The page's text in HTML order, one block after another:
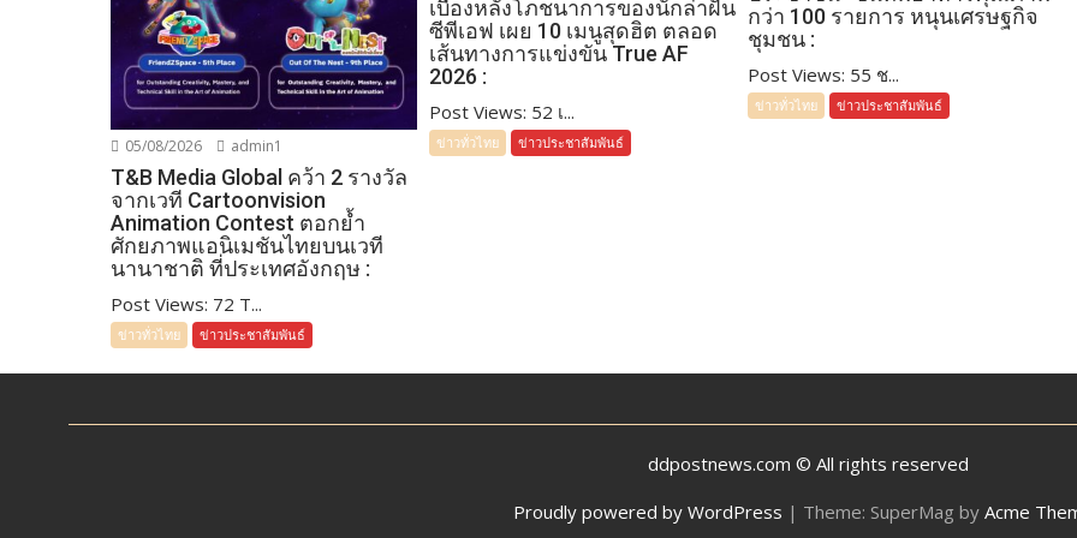
05/08/2026 admin1
T&B Media Global คว้า 2 รางวัล
จากเวที Cartoonvision
Animation Contest ตอกย้ำ
ศักยภาพแอนิเมชันไทยบนเวที
นานาชาติ ที่ประเทศอังกฤษ :
Post Views: 72 T...
ข่าวทั่วไทย ข่าวประชาสัมพันธ์
เบื้องหลังโภชนาการของนักล่าฝัน
ซีพีเอฟ เผย 10 เมนูสุดฮิต ตลอด
เส้นทางการแข่งขัน True AF
2026 :
Post Views: 52 เ...
ข่าวทั่วไทย ข่าวประชาสัมพันธ์
กว่า 100 รายการ หนุนเศรษฐกิจ
ชุมชน :
Post Views: 55 ช...
ข่าวทั่วไทย ข่าวประชาสัมพันธ์
ddpostnews.com © All rights reserved
Proudly powered by WordPress | Theme: SuperMag by Acme